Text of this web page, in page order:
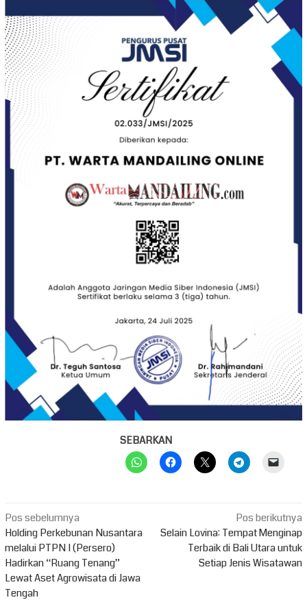
SEBARKAN
Navigasi
pos
Pos sebelumnya
Holding Perkebunan Nusantara
melalui PTPN I (Persero)
Hadirkan “Ruang Tenang”
Lewat Aset Agrowisata di Jawa
Tengah
Pos berikutnya
Selain Lovina: Tempat Menginap
Terbaik di Bali Utara untuk
Setiap Jenis Wisatawan